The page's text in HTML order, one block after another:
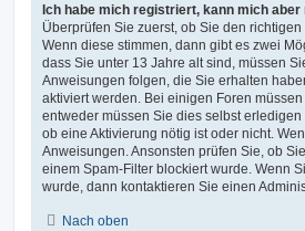
Ich habe mich registriert, kann mich aber
Überprüfen Sie zuerst, ob Sie den
Wenn diese stimmen, dann gibt es zwei
dass Sie unter 13 Jahre alt sind, müssen
Anweisungen folgen, die Sie erhalten
aktiviert werden. Bei einigen Foren
entweder müssen Sie dies selbst
ob eine Aktivierung nötig ist oder nicht.
Anweisungen. Ansonsten prüfen Sie, ob
einem Spam-Filter blockiert wurde. Wenn
wurde, dann kontaktieren Sie einen
Nach oben